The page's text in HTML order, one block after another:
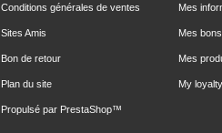
Conditions générales de ventes
Sites Amis
Bon de retour
Plan du site
Propulsé par PrestaShop™
Mes
Mes
Mes
My